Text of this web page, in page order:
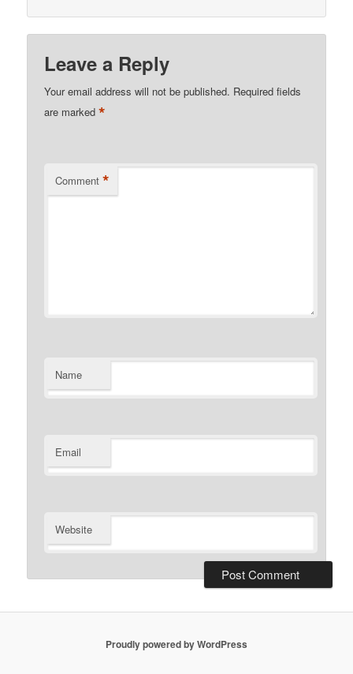
Leave a Reply
Your email address will not be published. Required fields
are marked*
Comment *
Name
Email
Website
Proudly powered by WordPress